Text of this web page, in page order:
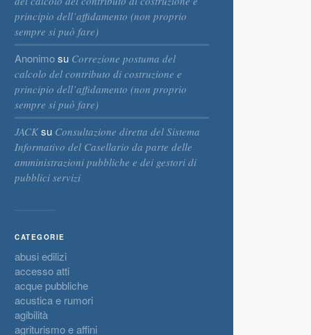
principio dell’affidamento (non proprio
sempre si può fare)
Anonimosu Correzione postuma del
calcolo del contributo di costruzione e
principio dell’affidamento (non proprio
sempre si può fare)
JACKsu Consultazione diretta del Sistema
Informativo del Casellario da parte delle
amministrazioni pubbliche e dei gestori di
pubblici servizi
CATEGORIE
abusi edilizi
accesso atti
acque pubbliche
acustica e rumori
agibilità
agriturismo e affini